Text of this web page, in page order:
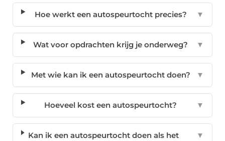
Hoe werkt een autospeurtocht precies? ▼
Wat voor opdrachten krijg je onderweg? ▼
Met wie kan ik een autospeurtocht doen? ▼
Hoeveel kost een autospeurtocht? ▼
Kan ik een autospeurtocht doen als het
▼